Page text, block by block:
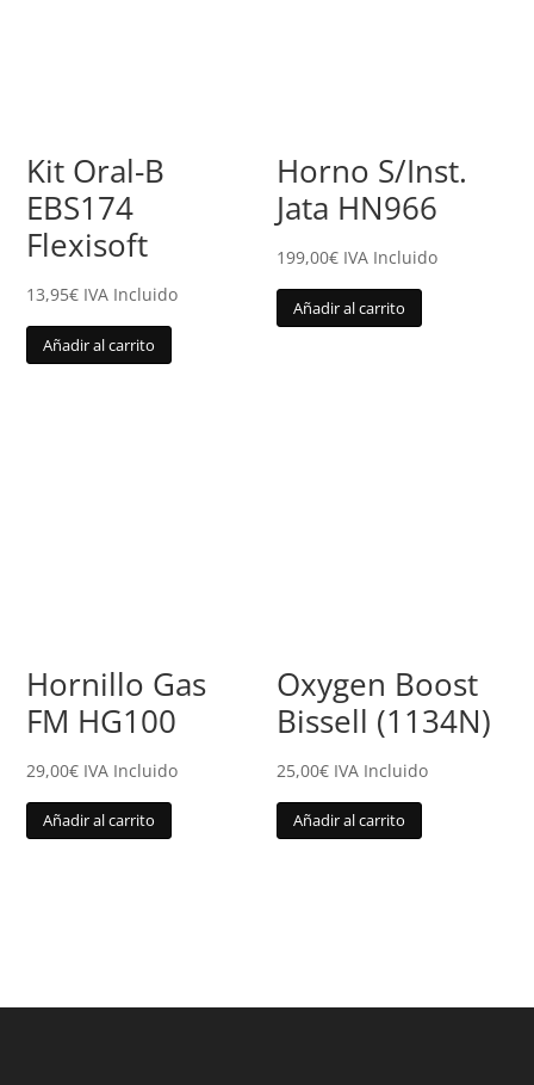
Kit Oral-B
EBS174
Flexisoft
13,95€ IVA Incluido
Añadir al carrito
Horno S/Inst.
Jata HN966
199,00€ IVA Incluido
Añadir al carrito
Hornillo Gas
FM HG100
29,00€ IVA Incluido
Añadir al carrito
Oxygen Boost
Bissell (1134N)
25,00€ IVA Incluido
Añadir al carrito